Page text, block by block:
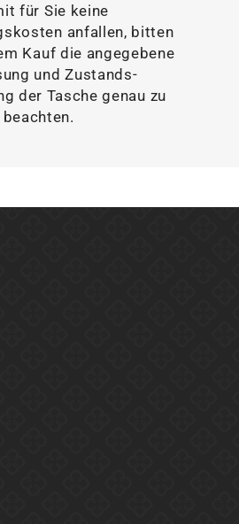
für Sie keine
anfallen, bitten
Kauf die angegebene
und Zustands-
der Tasche genau zu
beachten.